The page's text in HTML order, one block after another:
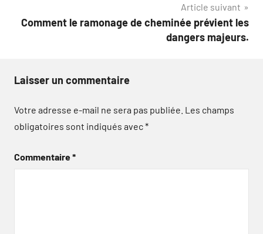
Article suivant
Comment le ramonage de cheminée prévient les
dangers majeurs.
Laisser un commentaire
Votre adresse e-mail ne sera pas publiée. Les champs
obligatoires sont indiqués avec*
Commentaire*